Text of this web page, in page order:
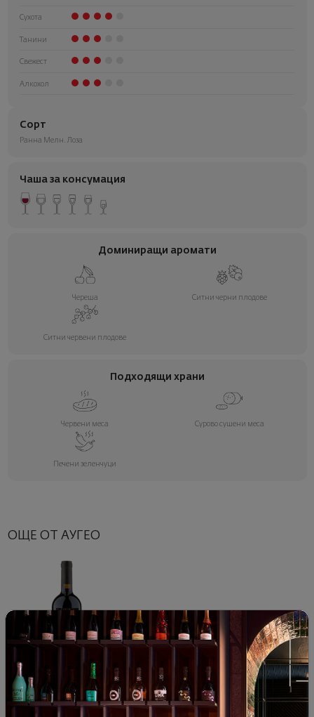
Сухота
Танини
Свежест
Алкохол
Сорт
Ранна Мелн. Лоза
Чаша за консумация
Доминиращи аромати
Череша Ситни черни плодове
Ситни червени плодове
Подходящи храни
Червени меса Сурово сушени меса
Печени зеленчуци
ОЩЕ ОТ АУГЕО
Аугео Ред Бленд 2022